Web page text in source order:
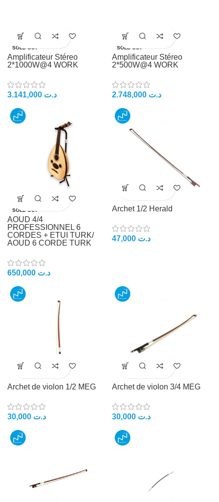
SOLD OUT
Amplificateur Stéreo
2*1000W@4 WORK
د.ت
SOLD OUT
Amplificateur Stéreo
2*500W@4 WORK
د.ت
SOLD OUT
AOUD 4/4
PROFESSIONNEL 6
CORDES + ETUI TURK/
AOUD 6 CORDE TURK
د.ت
Archet 1/2 Herald
د.ت
Archet de violon 1/2 MEG
د.ت
Archet de violon 3/4 MEG
د.ت